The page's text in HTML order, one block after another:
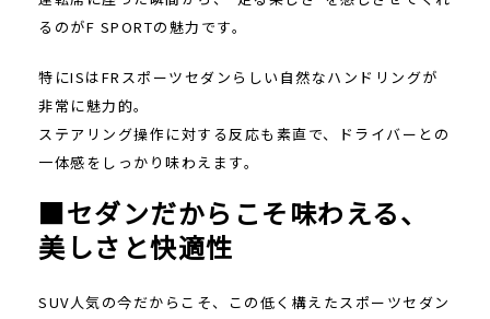
るのがF SPORTの魅力です。
特にISはFRスポーツセダンらしい自然なハンドリングが
非常に魅力的。
ステアリング操作に対する反応も素直で、ドライバーとの
一体感をしっかり味わえます。
■セダンだからこそ味わえる、
美しさと快適性
SUV人気の今だからこそ、この低く構えたスポーツセダン